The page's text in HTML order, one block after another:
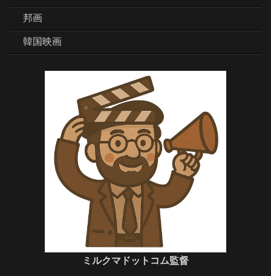
邦画
韓国映画
ミルクマドットコム監督